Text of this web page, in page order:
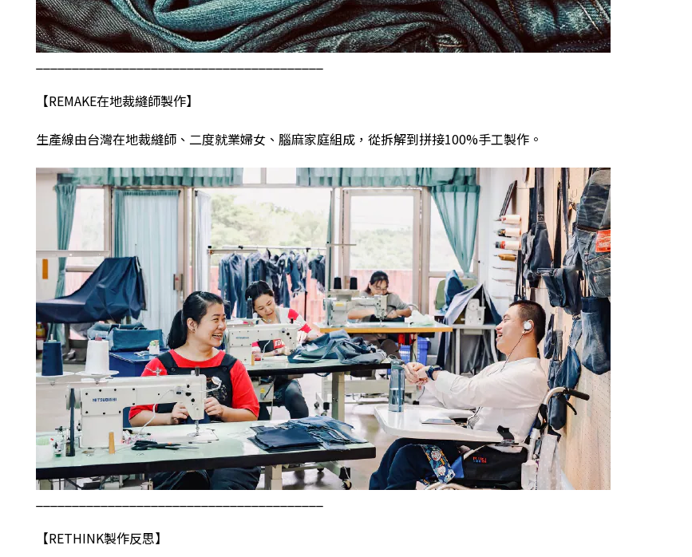
【REMAKE在地裁縫師製作】
生產線由台灣在地裁縫師、二度就業婦女、腦麻家庭組成，從拆解到拼接100%手工製作。
【RETHINK製作反思】